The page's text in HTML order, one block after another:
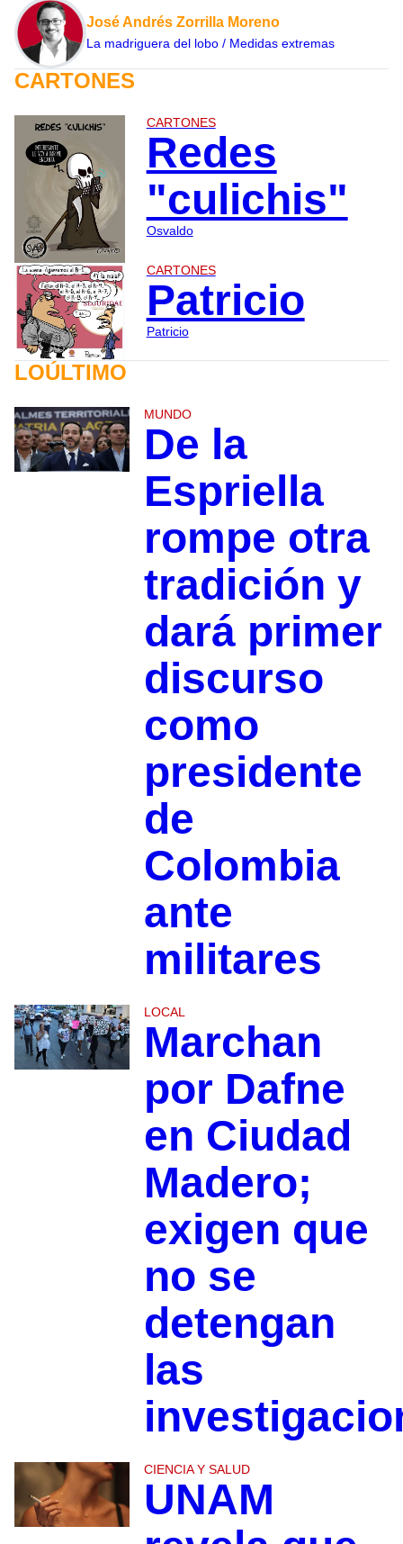
José Andrés Zorrilla Moreno
La madriguera del lobo / Medidas extremas
CARTONES
CARTONES
Redes
"culichis"
Osvaldo
CARTONES
Patricio
Patricio
LOÚLTIMO
MUNDO
De la
Espriella
rompe otra
tradición y
dará primer
discurso
como
presidente
de
Colombia
ante
militares
LOCAL
Marchan
por Dafne
en Ciudad
Madero;
exigen que
no se
detengan
las
CIENCIA Y SALUD
UNAM